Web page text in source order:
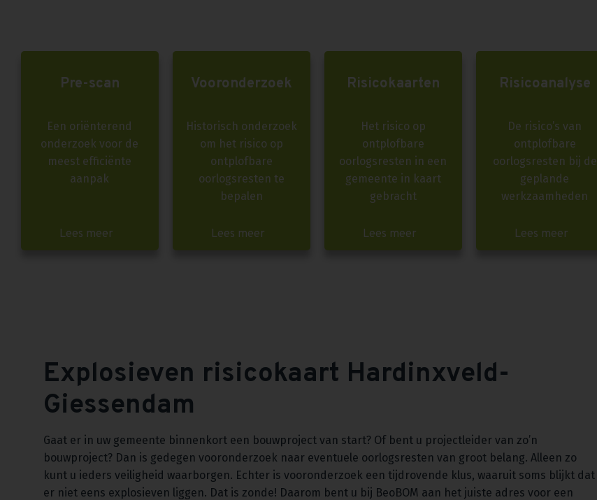
Pre-scan
Een oriënterend
onderzoek voor de
meest efficiënte
aanpak
Lees meer
Vooronderzoek
Historisch onderzoek
om het risico op
ontplofbare
oorlogsresten te
bepalen
Lees meer
Risicokaarten
Het risico op
ontplofbare
oorlogsresten in een
gemeente in kaart
gebracht
Lees meer
Risicoanalyse
De risico’s van
ontplofbare
oorlogsresten bij de
geplande
werkzaamheden
Lees meer
Explosieven risicokaart Hardinxveld-
Giessendam
Gaat er in uw gemeente binnenkort een bouwproject van start? Of bent u projectleider van zo’n
bouwproject? Dan is gedegen vooronderzoek naar eventuele oorlogsresten van groot belang. Alleen zo
kunt u ieders veiligheid waarborgen. Echter is vooronderzoek een tijdrovende klus, waaruit soms blijkt dat
er niet eens explosieven liggen. Dat is zonde! Daarom bent u bij BeoBOM aan het juiste adres voor een